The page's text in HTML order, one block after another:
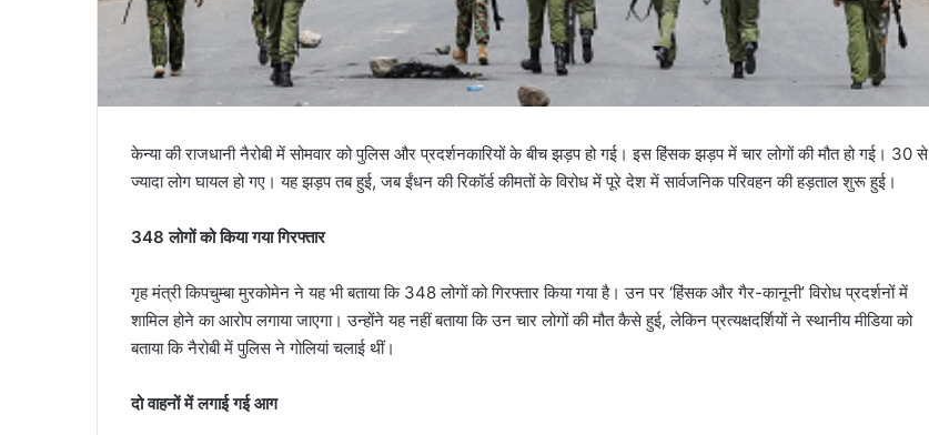
केन्या की राजधानी नैरोबी में सोमवार को पुलिस और प्रदर्शनकारियों के बीच झड़प हो गई। इस हिंसक झड़प में चार लोगों की मौत हो गई। 30 से
ज्यादा लोग घायल हो गए। यह झड़प तब हुई, जब ईंधन की रिकॉर्ड कीमतों के विरोध में पूरे देश में सार्वजनिक परिवहन की हड़ताल शुरू हुई।
348 लोगों को किया गया गिरफ्तार
गृह मंत्री किपचुम्बा मुरकोमेन ने यह भी बताया कि 348 लोगों को गिरफ्तार किया गया है। उन पर ‘हिंसक और गैर-कानूनी’ विरोध प्रदर्शनों में
शामिल होने का आरोप लगाया जाएगा। उन्होंने यह नहीं बताया कि उन चार लोगों की मौत कैसे हुई, लेकिन प्रत्यक्षदर्शियों ने स्थानीय मीडिया को
बताया कि नैरोबी में पुलिस ने गोलियां चलाई थीं।
दो वाहनों में लगाई गई आग